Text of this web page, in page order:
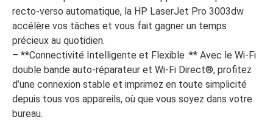
recto-verso automatique, la HP LaserJet Pro 3003dw
accélère vos tâches et vous fait gagner un temps
précieux au quotidien.
– **Connectivité Intelligente et Flexible :** Avec le Wi-Fi
double bande auto-réparateur et Wi-Fi Direct®, profitez
d’une connexion stable et imprimez en toute simplicité
depuis tous vos appareils, où que vous soyez dans votre
bureau.